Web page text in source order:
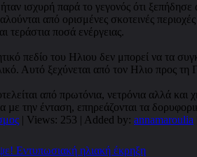
ισχυρή παρά το γεγονός ότι
από ορισμένες σκοτεινές
τεράστια ποσά ενέργειας.
πεδίο του Ηλιου δεν μπορεί να τα
Αυτό ξεχύνεται από τον Ηλιο προς
από πρωτόνια, νετρόνια αλλά και
µε την ένταση, επηρεάζονται τα
| Views: 253 | Added by: annamaroulia
Εντυπωσιακή ηλιακή έκρηξη